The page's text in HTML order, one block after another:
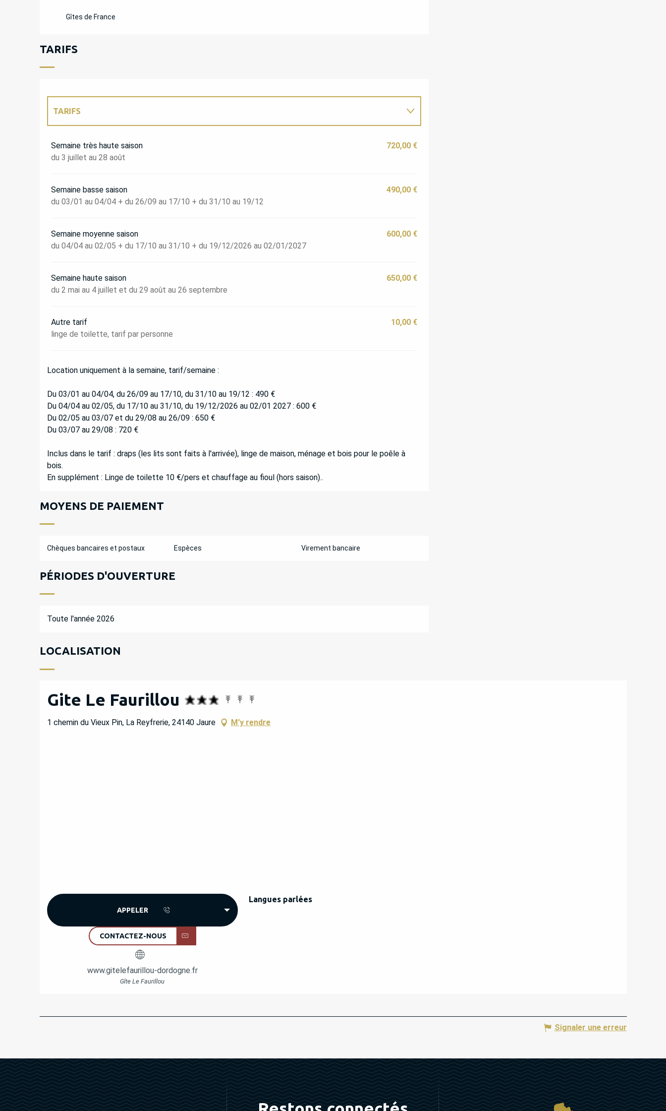
Gîtes de France
TARIFS
TARIFS
Semaine très haute saison
du 3 juillet au 28 août
720,00 €
Semaine basse saison
du 03/01 au 04/04 + du 26/09 au 17/10 + du 31/10 au 19/12
490,00 €
Semaine moyenne saison
du 04/04 au 02/05 + du 17/10 au 31/10 + du 19/12/2026 au 02/01/2027
600,00 €
Semaine haute saison
du 2 mai au 4 juillet et du 29 août au 26 septembre
650,00 €
Autre tarif
linge de toilette, tarif par personne
10,00 €
Location uniquement à la semaine, tarif/semaine :
Du 03/01 au 04/04, du 26/09 au 17/10, du 31/10 au 19/12 : 490 €
Du 04/04 au 02/05, du 17/10 au 31/10, du 19/12/2026 au 02/01 2027 : 600 €
Du 02/05 au 03/07 et du 29/08 au 26/09 : 650 €
Du 03/07 au 29/08 : 720 €
Inclus dans le tarif : draps (les lits sont faits à l'arrivée), linge de maison, ménage et bois pour le poêle à
bois.
En supplément : Linge de toilette 10 €/pers et chauffage au fioul (hors saison)..
MOYENS DE PAIEMENT
Chèques bancaires et postaux Espèces Virement bancaire
PÉRIODES D'OUVERTURE
Toute l'année 2026
LOCALISATION
Gite Le Faurillou
1 chemin du Vieux Pin, La Reyfrerie, 24140 Jaure M'y rendre
APPELER
CONTACTEZ-NOUS
www.gitelefaurillou-dordogne.fr
Gîte Le Faurillou
Langues parlées
Langues parlées
Signaler une erreur